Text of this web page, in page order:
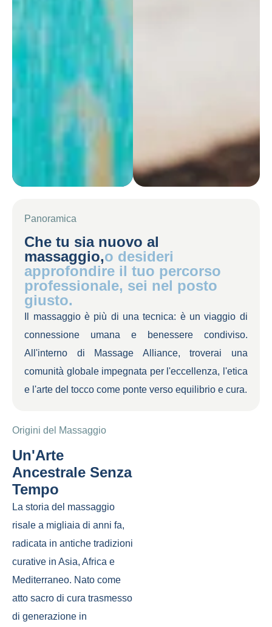
Panoramica
Che tu sia nuovo al
massaggio,o desideri
approfondire il tuo percorso
professionale, sei nel posto
giusto.
Il massaggio è più di una tecnica: è un viaggio di
connessione umana e benessere condiviso.
All'interno di Massage Alliance, troverai una
comunità globale impegnata per l'eccellenza, l'etica
e l'arte del tocco come ponte verso equilibrio e cura.
Origini del Massaggio
Un'Arte
Ancestrale Senza
Tempo
La storia del massaggio
risale a migliaia di anni fa,
radicata in antiche tradizioni
curative in Asia, Africa e
Mediterraneo. Nato come
atto sacro di cura trasmesso
di generazione in